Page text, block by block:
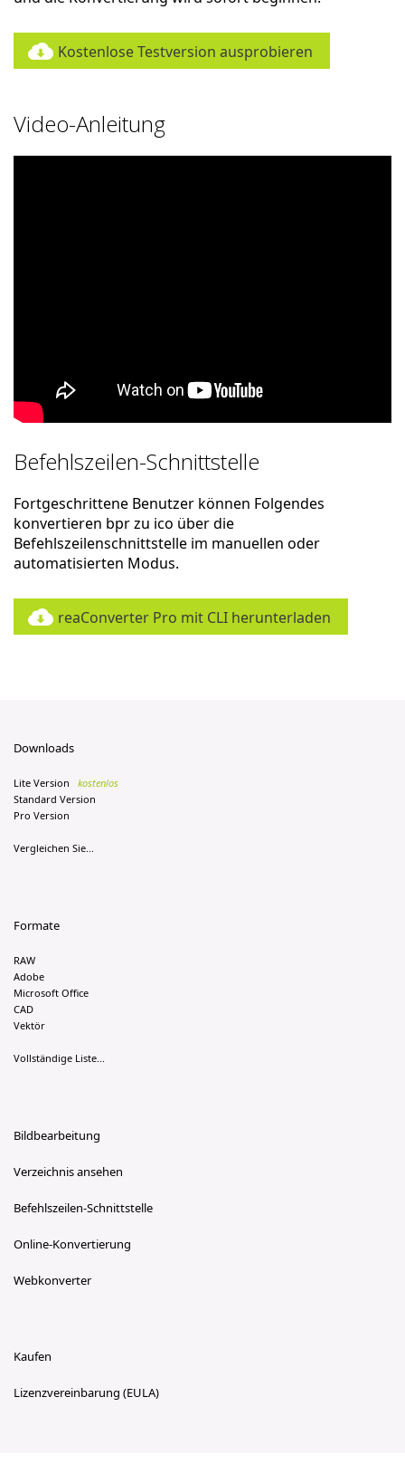
Kostenlose Testversion ausprobieren
Video-Anleitung
Befehlszeilen-Schnittstelle
Fortgeschrittene Benutzer können Folgendes
konvertieren bpr zu ico über die
Befehlszeilenschnittstelle im manuellen oder
automatisierten Modus.
reaConverter Pro mit CLI herunterladen
Downloads
Lite Version
kostenlos
Standard Version
Pro Version
Vergleichen Sie...
Formate
RAW
Adobe
Microsoft Office
CAD
Vektör
Vollständige Liste...
Bildbearbeitung
Verzeichnis ansehen
Befehlszeilen-Schnittstelle
Online-Konvertierung
Webkonverter
Kaufen
Lizenzvereinbarung (EULA)